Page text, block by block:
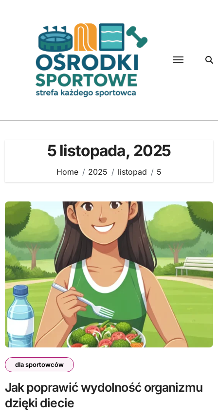
5 listopada, 2025
Home 2025 listopad 5
dla sportowców
Jak poprawić wydolność organizmu
dzięki diecie